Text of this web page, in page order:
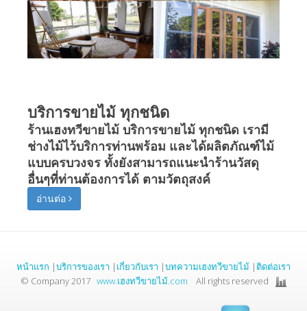
บริการขายไม้ ทุกชนิด
ร้านเฮงทวีขายไม้ บริการขายไม้ ทุกชนิด เรามี
ช่างไม้ไว้บริการท่านพร้อม และได้ผลิตภัณฑ์ไม้
แบบครบวงจร ทั้งยังสามารถแนะนำร้านวัสดุ
อื่นๆที่ท่านต้องการได้ ตามวัตถุสงค์
อ่านต่อ
หน้าแรก |บริการของเรา | เกี่ยวกับเรา |บทความเฮงทวีขายไม้ | ติดต่อเรา
© Company 2017 www.เฮงทวีขายไม้.com All rights reserved